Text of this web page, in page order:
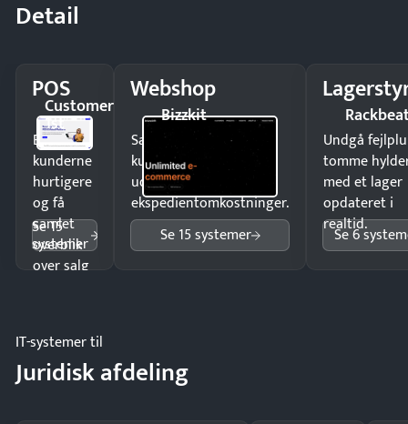
Detail
POS
Customer
1st
Ekspedér
kunderne
hurtigere
og få
samlet
overblik
over salg
Se 15
systemer
Webshop
Bizzkit
Sælg produkter 24/7 til
kunder i hele landet
uden
ekspedientomkostninger.
Se 15 systemer
Undgå
tomme
med et lager
opdateret i
realtid.
Se 6
IT-systemer til
Juridisk afdeling